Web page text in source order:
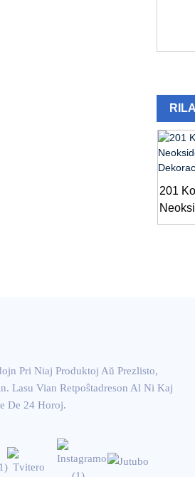
201
Pri Niaj Produktoj Aŭ Prezlisto,
Lasu Vian Retpoŝtadreson Al Ni Kaj
De 24 Horoj.